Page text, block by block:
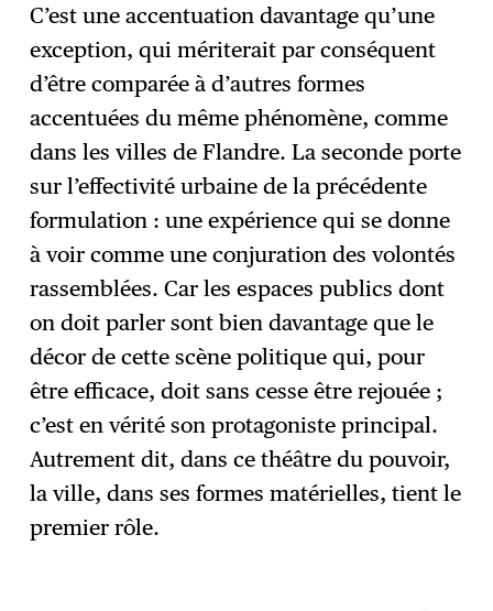
C’est une accentuation davantage qu’une
exception, qui mériterait par conséquent
d’être comparée à d’autres formes
accentuées du même phénomène, comme
dans les villes de Flandre. La seconde porte
sur l’effectivité urbaine de la précédente
formulation : une expérience qui se donne
à voir comme une conjuration des volontés
rassemblées. Car les espaces publics dont
on doit parler sont bien davantage que le
décor de cette scène politique qui, pour
être efficace, doit sans cesse être rejouée ;
c’est en vérité son protagoniste principal.
Autrement dit, dans ce théâtre du pouvoir,
la ville, dans ses formes matérielles, tient le
premier rôle.